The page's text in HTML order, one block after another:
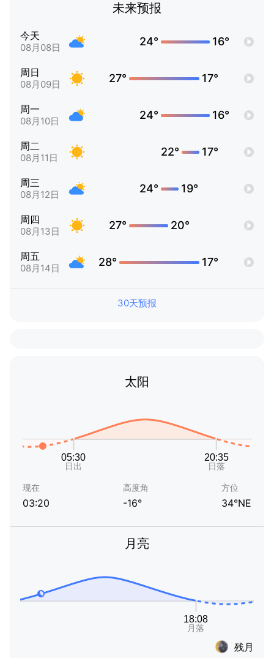
未来预报
今天
08月08日 24° 16°
周日
08月09日 27° 17°
周一
08月10日 24° 16°
周二
08月11日 22° 17°
周三
08月12日 24° 19°
周四
08月13日 27° 20°
周五
08月14日 28° 17°
30天预报
太阳
现在
03:20
高度角
-16°
方位
34°NE
月亮
残月